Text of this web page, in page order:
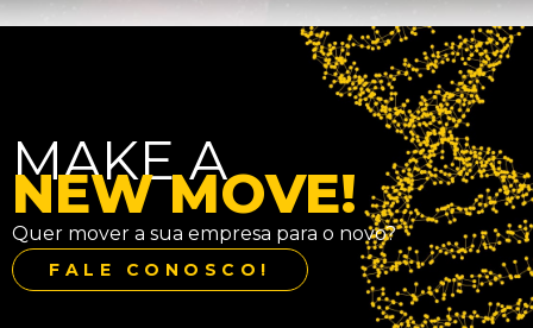
MAKE A
NEW MOVE!
Quer mover a sua empresa para o novo?
FALE CONOSCO!